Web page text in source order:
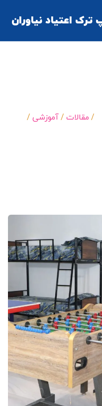
ترک اعتیاد نیاوران
/ مقالات /آموزشی /